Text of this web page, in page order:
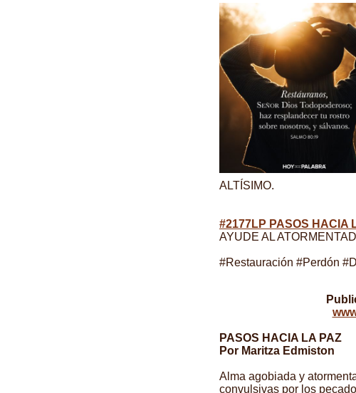
ALTÍSIMO.
#2177LP PASOS HACIA
AYUDE AL
#Restauración #Perdón
PASOS HACIA LA PAZ
Por Maritza Edmiston
Alma agobiada y
convulsivas por los